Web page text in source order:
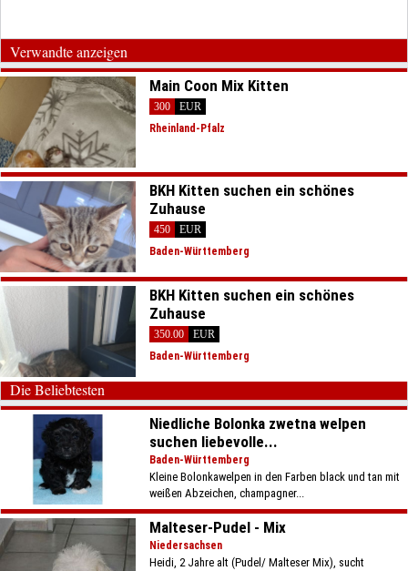
Verwandte anzeigen
Main Coon Mix Kitten
300
EUR
Rheinland-Pfalz
BKH Kitten suchen ein schönes
Zuhause
450
EUR
Baden-Württemberg
BKH Kitten suchen ein schönes
Zuhause
350.00
EUR
Baden-Württemberg
Die Beliebtesten
Niedliche Bolonka zwetna welpen
suchen liebevolle...
Baden-Württemberg
Kleine Bolonkawelpen in den Farben black und tan mit
weißen Abzeichen, champagner...
Malteser-Pudel - Mix
Niedersachsen
Heidi, 2 Jahre alt (Pudel/ Malteser Mix), sucht